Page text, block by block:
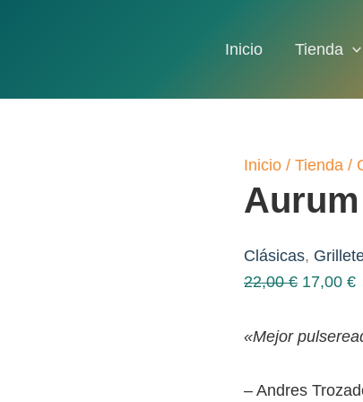
Inicio Tienda
Inicio / Tienda /
Clásicas,
22,00€ El
original
22,00 €.
17,00 €El
«Mejor
– Andres